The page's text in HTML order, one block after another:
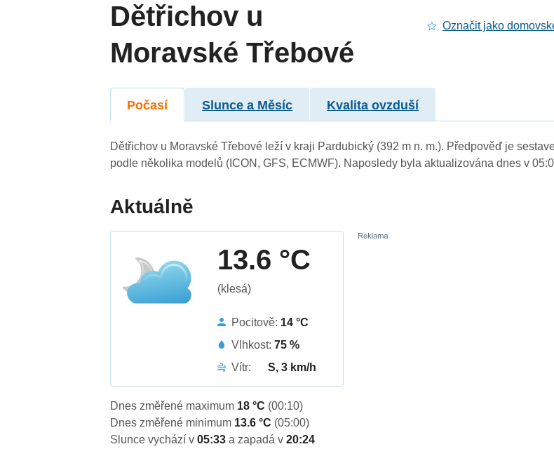
Dětřichov u
Moravské Třebové
Označit jako
Počasí Slunce a Měsíc Kvalita ovzduší
Dětřichov u Moravské Třebové leží v kraji Pardubický (392 m n. m.). Předpověď je
podle několika modelů (ICON, GFS, ECMWF). Naposledy byla aktualizována dnes v
Aktuálně
13.6 °C
(klesá)
Pocitově: 14 °C
Vlhkost:75 %
Vítr:
S, 3 km/h
Dnes změřené maximum 18 °C (00:10)
Dnes změřené minimum 13.6 °C (05:00)
Slunce vychází v05:33a zapadá v20:24